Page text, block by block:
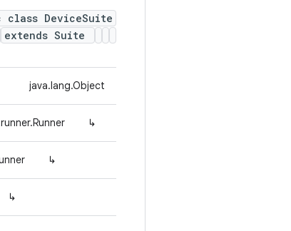
class DeviceSuite
extends Suite
java.lang.Object
↳
↳
↳